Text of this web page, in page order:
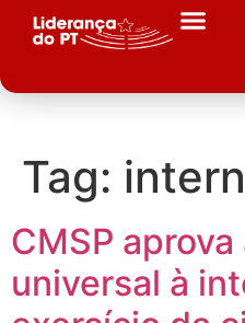
Tag:
CMSP
universal à